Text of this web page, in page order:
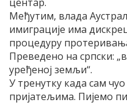
Међутим, влада
имиграције има
процедуру
Преведено на српски:
уређеној земљи“.
У тренутку када сам
пријатељима. Пијемо